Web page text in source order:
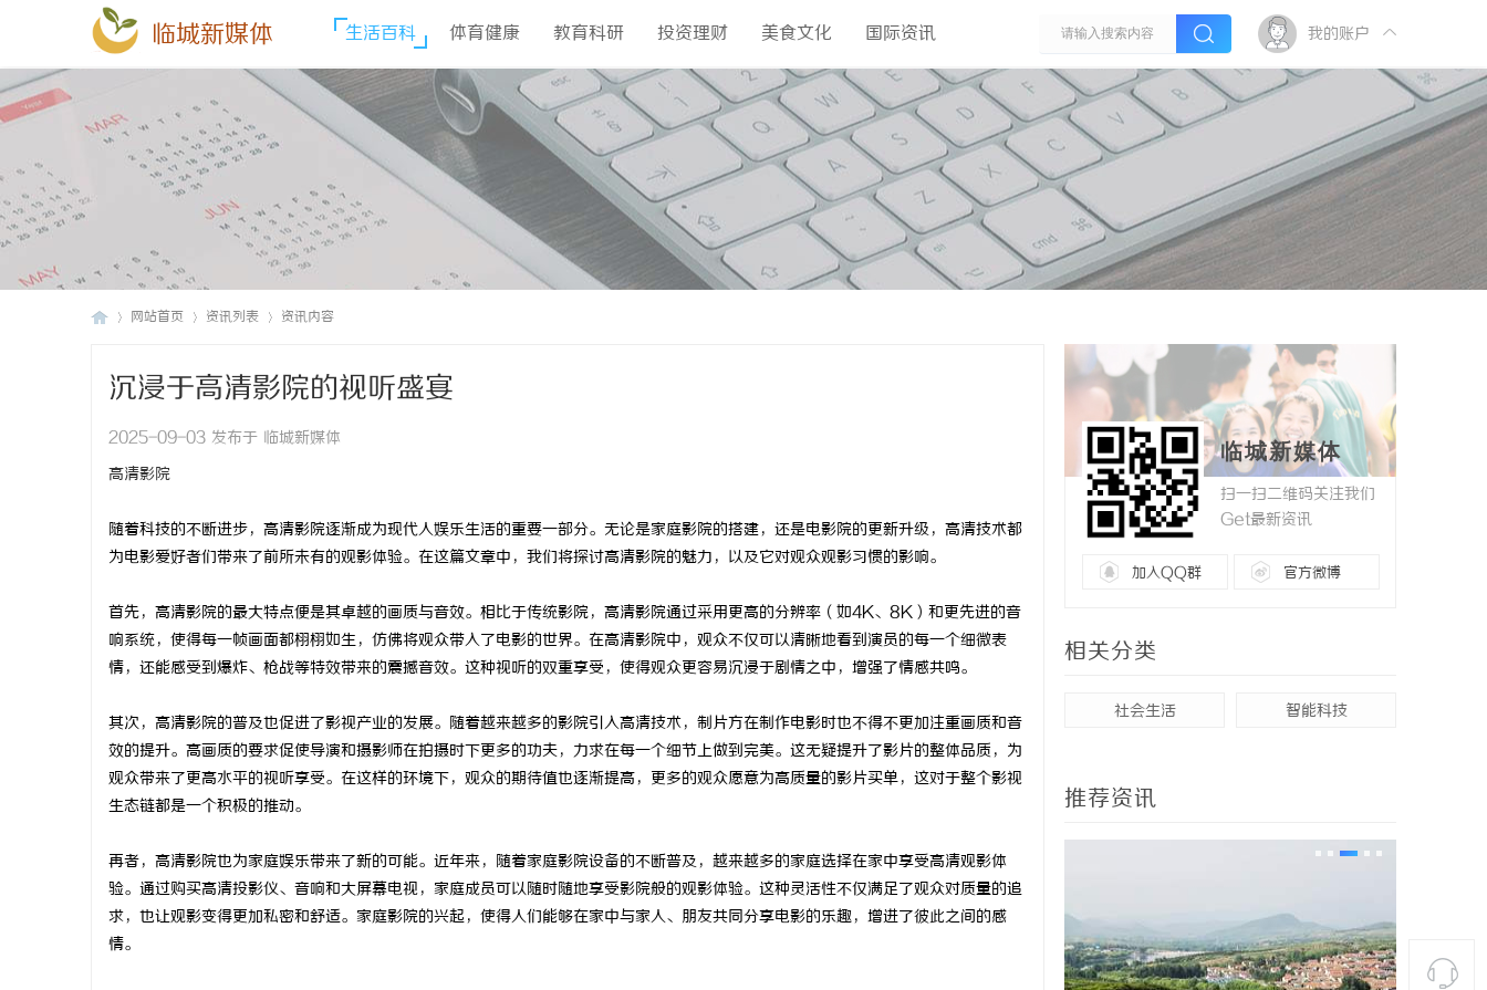
临城新媒体 生活百科 体育健康 教育科研 投资理财 美食文化 国际资讯 我的账户
网站首页 资讯列表 资讯内容
沉浸于高清影院的视听盛宴
2025-09-03 发布于 临城新媒体
高清影院
随着科技的不断进步，高清影院逐渐成为现代人娱乐生活的重要一部分。无论是家庭影院的搭建，还是电影院的更新升级，高清技术都
为电影爱好者们带来了前所未有的观影体验。在这篇文章中，我们将探讨高清影院的魅力，以及它对观众观影习惯的影响。
首先，高清影院的最大特点便是其卓越的画质与音效。相比于传统影院，高清影院通过采用更高的分辨率（如4K、8K）和更先进的音
响系统，使得每一帧画面都栩栩如生，仿佛将观众带入了电影的世界。在高清影院中，观众不仅可以清晰地看到演员的每一个细微表
情，还能感受到爆炸、枪战等特效带来的震撼音效。这种视听的双重享受，使得观众更容易沉浸于剧情之中，增强了情感共鸣。
其次，高清影院的普及也促进了影视产业的发展。随着越来越多的影院引入高清技术，制片方在制作电影时也不得不更加注重画质和音
效的提升。高画质的要求促使导演和摄影师在拍摄时下更多的功夫，力求在每一个细节上做到完美。这无疑提升了影片的整体品质，为
观众带来了更高水平的视听享受。在这样的环境下，观众的期待值也逐渐提高，更多的观众愿意为高质量的影片买单，这对于整个影视
生态链都是一个积极的推动。
再者，高清影院也为家庭娱乐带来了新的可能。近年来，随着家庭影院设备的不断普及，越来越多的家庭选择在家中享受高清观影体
验。通过购买高清投影仪、音响和大屏幕电视，家庭成员可以随时随地享受影院般的观影体验。这种灵活性不仅满足了观众对质量的追
求，也让观影变得更加私密和舒适。家庭影院的兴起，使得人们能够在家中与家人、朋友共同分享电影的乐趣，增进了彼此之间的感
情。
临城新媒体
扫一扫二维码关注我们
Get最新资讯
加入QQ群 官方微博
相关分类
社会生活 智能科技
推荐资讯